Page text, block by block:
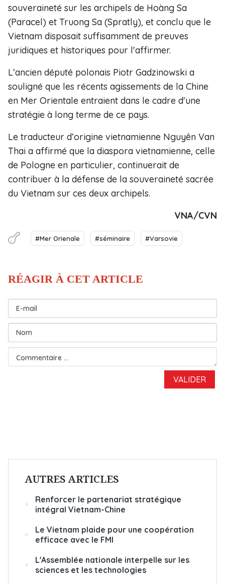
souveraineté sur les archipels de Hoàng Sa
(Paracel) et Truong Sa (Spratly), et conclu que le
Vietnam disposait suffisamment de preuves
juridiques et historiques pour l'affirmer.
L’ancien député polonais Piotr Gadzinowski a
souligné que les récents agissements de la Chine
en Mer Orientale entraient dans le cadre d'une
stratégie à long terme de ce pays.
Le traducteur d’origine vietnamienne Nguyên Van
Thai a affirmé que la diaspora vietnamienne, celle
de Pologne en particulier, continuerait de
contribuer à la défense de la souveraineté sacrée
du Vietnam sur ces deux archipels.
VNA/CVN
#Mer Orienale #séminaire #Varsovie
AUTRES ARTICLES
Renforcer le partenariat stratégique
intégral Vietnam-Chine
Le Vietnam plaide pour une coopération
efficace avec le FMI
L'Assemblée nationale interpelle sur les
sciences et les technologies